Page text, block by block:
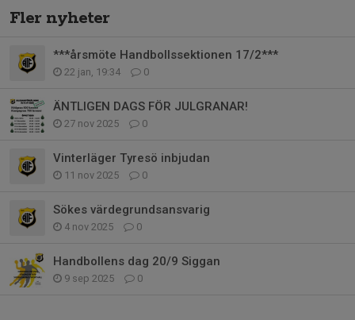
Fler nyheter
***årsmöte Handbollssektionen 17/2***
22 jan, 19:34 0
ÄNTLIGEN DAGS FÖR JULGRANAR!
27 nov 2025 0
Vinterläger Tyresö inbjudan
11 nov 2025 0
Sökes värdegrundsansvarig
4 nov 2025 0
Handbollens dag 20/9 Siggan
9 sep 2025 0